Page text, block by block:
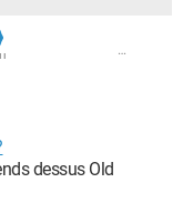
dessus Old